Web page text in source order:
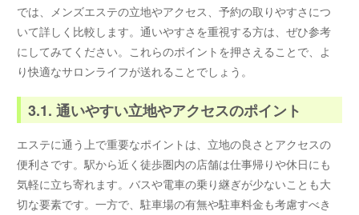
では、メンズエステの立地やアクセス、予約の取りやすさにつ
いて詳しく比較します。通いやすさを重視する方は、ぜひ参考
にしてみてください。これらのポイントを押さえることで、よ
り快適なサロンライフが送れることでしょう。
3.1. 通いやすい立地やアクセスのポイント
エステに通う上で重要なポイントは、立地の良さとアクセスの
便利さです。駅から近く徒歩圏内の店舗は仕事帰りや休日にも
気軽に立ち寄れます。バスや電車の乗り継ぎが少ないことも大
切な要素です。一方で、駐車場の有無や駐車料金も考慮すべき